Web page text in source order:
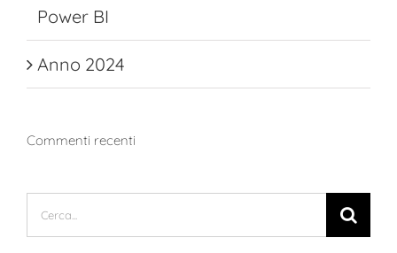
Power BI
Anno 2024
Commenti recenti
Cerca
per: